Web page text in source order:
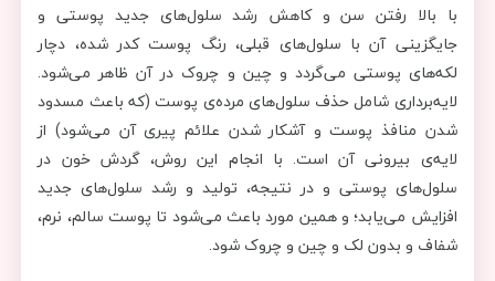
با بالا رفتن سن و کاهش رشد سلول‌های جدید پوستی و
جایگزینی آن با سلول‌های قبلی، رنگ پوست کدر شده، دچار
لکه‌های پوستی می‌گردد و چین و چروک در آن ظاهر می‌شود.
لایه‌برداری شامل حذف سلول‌های مرده‌ی پوست (که باعث مسدود
شدن منافذ پوست و آشکار شدن علائم پیری آن می‌شود) از
لایه‌ی بیرونی آن است. با انجام این روش، گردش خون در
سلول‌های پوستی و در نتیجه، تولید و رشد سلول‌های جدید
افزایش می‌یابد؛ و همین مورد باعث می‌شود تا پوست سالم، نرم،
شفاف و بدون لک و چین و چروک شود.